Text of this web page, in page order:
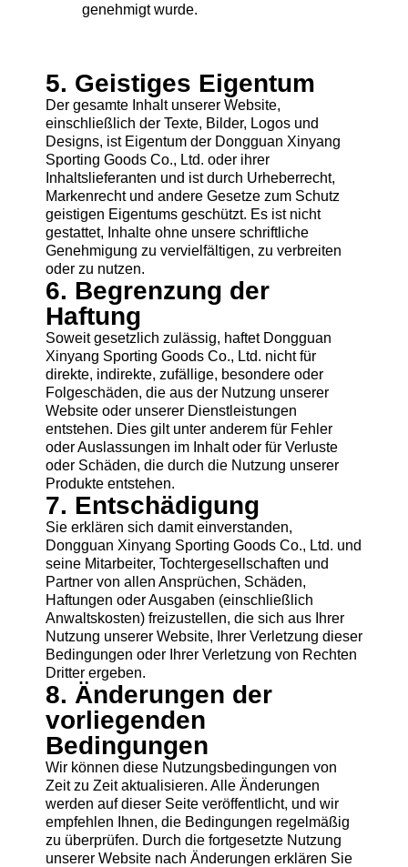
genehmigt wurde.
5. Geistiges Eigentum
Der gesamte Inhalt unserer Website,
einschließlich der Texte, Bilder, Logos und
Designs, ist Eigentum der Dongguan Xinyang
Sporting Goods Co., Ltd. oder ihrer
Inhaltslieferanten und ist durch Urheberrecht,
Markenrecht und andere Gesetze zum Schutz
geistigen Eigentums geschützt. Es ist nicht
gestattet, Inhalte ohne unsere schriftliche
Genehmigung zu vervielfältigen, zu verbreiten
oder zu nutzen.
6. Begrenzung der
Haftung
Soweit gesetzlich zulässig, haftet Dongguan
Xinyang Sporting Goods Co., Ltd. nicht für
direkte, indirekte, zufällige, besondere oder
Folgeschäden, die aus der Nutzung unserer
Website oder unserer Dienstleistungen
entstehen. Dies gilt unter anderem für Fehler
oder Auslassungen im Inhalt oder für Verluste
oder Schäden, die durch die Nutzung unserer
Produkte entstehen.
7. Entschädigung
Sie erklären sich damit einverstanden,
Dongguan Xinyang Sporting Goods Co., Ltd. und
seine Mitarbeiter, Tochtergesellschaften und
Partner von allen Ansprüchen, Schäden,
Haftungen oder Ausgaben (einschließlich
Anwaltskosten) freizustellen, die sich aus Ihrer
Nutzung unserer Website, Ihrer Verletzung dieser
Bedingungen oder Ihrer Verletzung von Rechten
Dritter ergeben.
8. Änderungen der
vorliegenden
Bedingungen
Wir können diese Nutzungsbedingungen von
Zeit zu Zeit aktualisieren. Alle Änderungen
werden auf dieser Seite veröffentlicht, und wir
empfehlen Ihnen, die Bedingungen regelmäßig
zu überprüfen. Durch die fortgesetzte Nutzung
unserer Website nach Änderungen erklären Sie